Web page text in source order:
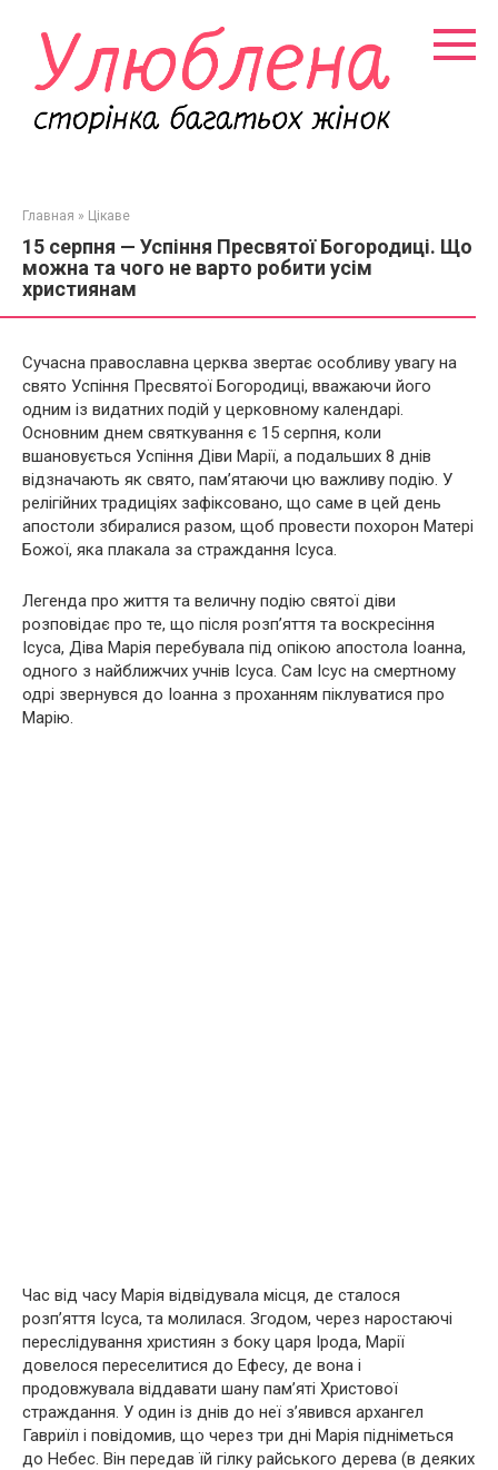
контенту
Главная » Цікаве
15 серпня — Успіння Пресвятої Богородиці. Що
можна та чого не варто робити усім
християнам
Сучасна православна церква звертає особливу увагу на
свято Успіння Пресвятої Богородиці, вважаючи його
одним із видатних подій у церковному календарі.
Основним днем святкування є 15 серпня, коли
вшановується Успіння Діви Марії, а подальших 8 днів
відзначають як свято, пам’ятаючи цю важливу подію. У
релігійних традиціях зафіксовано, що саме в цей день
апостоли збиралися разом, щоб провести похорон Матері
Божої, яка плакала за страждання Ісуса.
Легенда про життя та величну подію святої діви
розповідає про те, що після розп’яття та воскресіння
Ісуса, Діва Марія перебувала під опікою апостола Іоанна,
одного з найближчих учнів Ісуса. Сам Ісус на смертному
одрі звернувся до Іоанна з проханням піклуватися про
Марію.
Час від часу Марія відвідувала місця, де сталося
розп’яття Ісуса, та молилася. Згодом, через наростаючі
переслідування християн з боку царя Ірода, Марії
довелося переселитися до Ефесу, де вона і
продовжувала віддавати шану пам’яті Христової
страждання. У один із днів до неї з’явився архангел
Гавриїл і повідомив, що через три дні Марія підніметься
до Небес. Він передав їй гілку райського дерева (в деяких